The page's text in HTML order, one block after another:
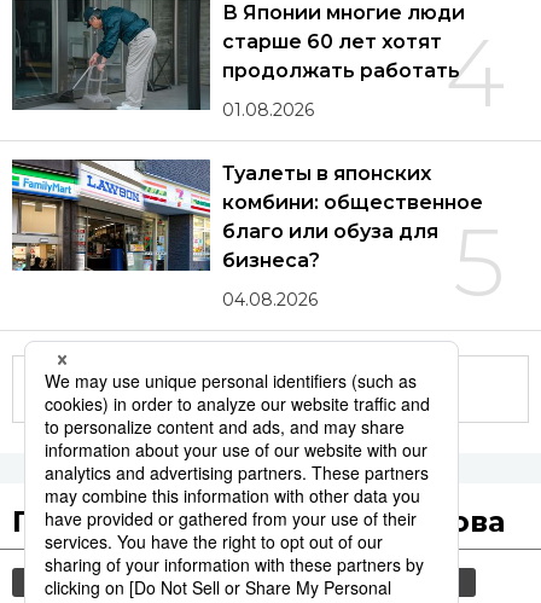
4
В Японии многие люди
старше 60 лет хотят
продолжать работать
01.08.2026
5
Туалеты в японских
комбини: общественное
благо или обуза для
бизнеса?
04.08.2026
Другие статьи по теме
Популярные поисковые слова
общество старение населения jiji press